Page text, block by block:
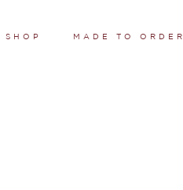
SHOP MADE TO ORDER